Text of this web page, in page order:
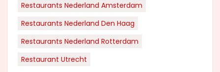
Restaurants Nederland Amsterdam
Restaurants Nederland Den Haag
Restaurants Nederland Rotterdam
Restaurant Utrecht